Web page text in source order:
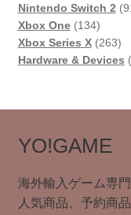
商
の
品
Nintendo Switch 2
Xbox One 134134
個
の
Xbox Series X 263263
個
品
Hardware & Devices
YO!GAME
海外輸入ゲーム専
人気商品、予約商